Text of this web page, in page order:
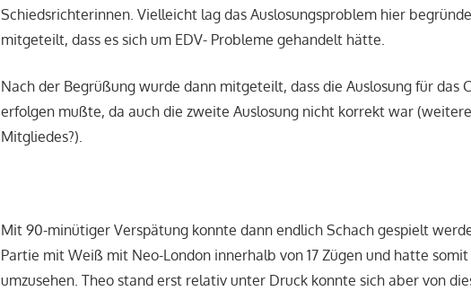
Schiedsrichterinnen. Vielleicht lag das Auslosungsproblem hier
mitgeteilt, dass es sich um EDV- Probleme gehandelt hätte.
Nach der Begrüßung wurde dann mitgeteilt, dass die Auslosung für das
erfolgen mußte, da auch die zweite Auslosung nicht korrekt war
Mitgliedes?).
Mit 90-minütiger Verspätung konnte dann endlich Schach gespielt
Partie mit Weiß mit Neo-London innerhalb von 17 Zügen und hatte
umzusehen. Theo stand erst relativ unter Druck konnte sich aber von